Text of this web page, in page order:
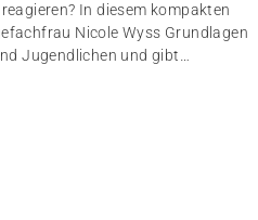
In diesem kompakten
Nicole Wyss Grundlagen
Jugendlichen und gibt